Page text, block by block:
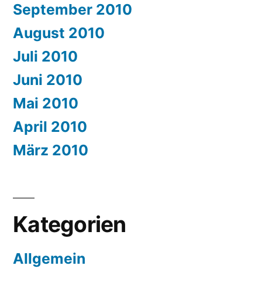
September 2010
August 2010
Juli 2010
Juni 2010
Mai 2010
April 2010
März 2010
Kategorien
Allgemein